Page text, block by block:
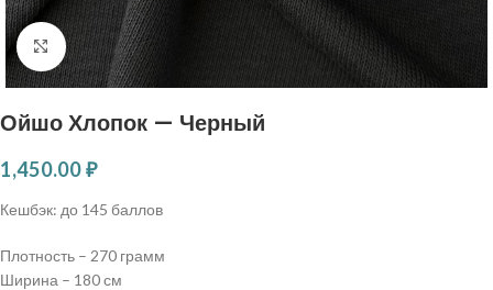
Нажмите, чтобы увеличить
Ойшо Хлопок — Черный
1,450.00₽
Кешбэк: до 145 баллов
Плотность – 270 грамм
Ширина – 180 см